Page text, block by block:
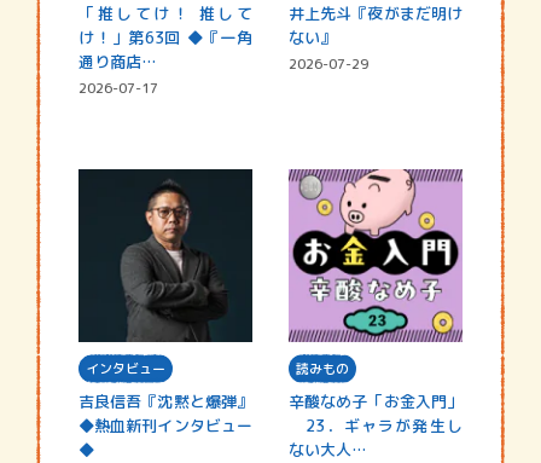
「推してけ！ 推して
け！」第63回 ◆『一角
通り商店…
2026-07-17
井上先斗『夜がまだ明け
ない』
2026-07-29
インタビュー
吉良信吾『沈黙と爆弾』
◆熱血新刊インタビュー
◆
読みもの
辛酸なめ子「お金入門」
23．ギャラが発生し
ない大人…